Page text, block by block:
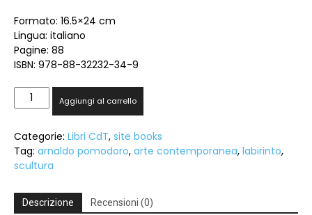
Formato: 16.5×24 cm
Lingua: italiano
Pagine: 88
ISBN: 978-88-32232-34-9
L'ingresso
nel
di
Arnaldo
Pomodoro
Aggiungi al carrello
Categorie: Libri CdT, site books
Tag: arnaldo pomodoro, arte contemporanea, labirinto,
scultura
Descrizione Recensioni (0)